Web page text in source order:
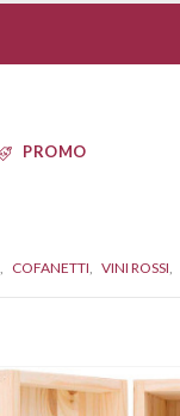
PROMO
COFANETTI VINI ROSSI